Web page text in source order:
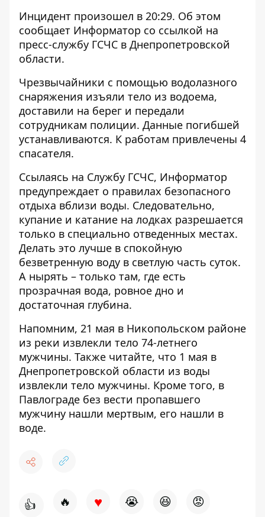
Инцидент произошел в 20:29. Об этом
сообщает Информатор со ссылкой на
пресс-службу ГСЧС в Днепропетровской
области.
Чрезвычайники с помощью водолазного
снаряжения изъяли тело из водоема,
доставили на берег и передали
сотрудникам полиции. Данные погибшей
устанавливаются. К работам привлечены 4
спасателя.
Ссылаясь на Службу ГСЧС, Информатор
предупреждает о правилах безопасного
отдыха вблизи воды. Следовательно,
купание и катание на лодках разрешается
только в специально отведенных местах.
Делать это лучше в спокойную
безветренную воду в светлую часть суток.
А нырять – только там, где есть
прозрачная вода, ровное дно и
достаточная глубина.
Напомним, 21 мая в Никопольском районе
из реки извлекли тело 74-летнего
мужчины. Также читайте, что 1 мая в
Днепропетровской области из воды
извлекли тело мужчины. Кроме того, в
Павлограде без вести пропавшего
мужчину нашли мертвым, его нашли в
воде.
👍 🔥 ♥ 😭 😆 😡